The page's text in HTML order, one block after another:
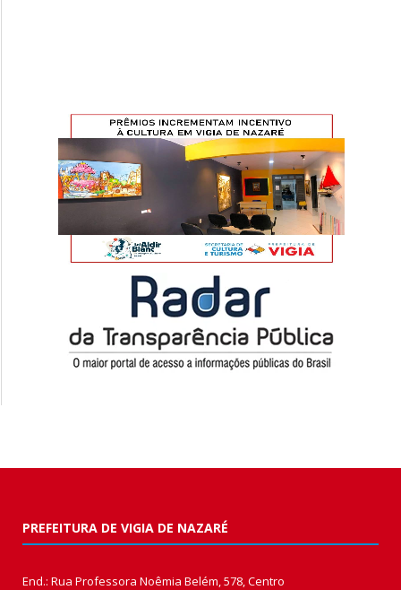
PREFEITURA DE VIGIA DE NAZARÉ
End.: Rua Professora Noêmia Belém, 578, Centro